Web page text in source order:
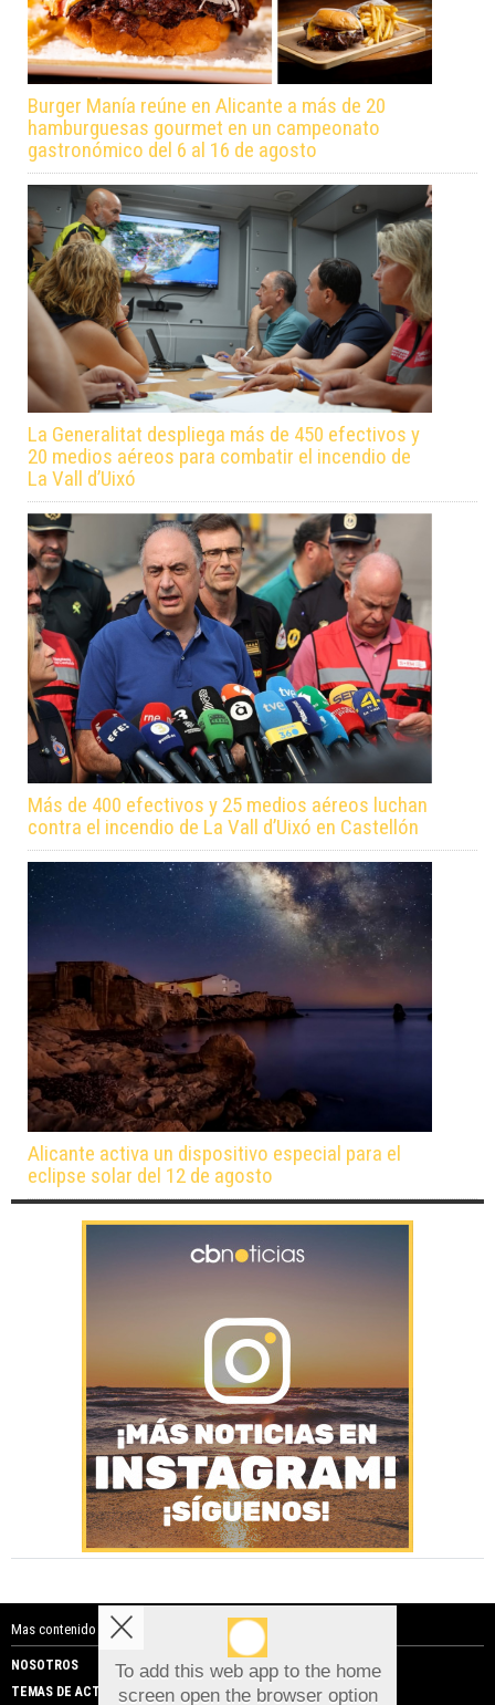
Burger Manía reúne en Alicante a más de 20
hamburguesas gourmet en un campeonato
gastronómico del 6 al 16 de agosto
La Generalitat despliega más de 450 efectivos y
20 medios aéreos para combatir el incendio de
La Vall d’Uixó
Más de 400 efectivos y 25 medios aéreos luchan
contra el incendio de La Vall d’Uixó en Castellón
Alicante activa un dispositivo especial para el
eclipse solar del 12 de agosto
Mas contenido de Costa Blanca Noticias:
NOSOTROS
PUBLICIDAD
TEMAS DE ACTUALIDAD
To add this web app to the home
screen open the browser option